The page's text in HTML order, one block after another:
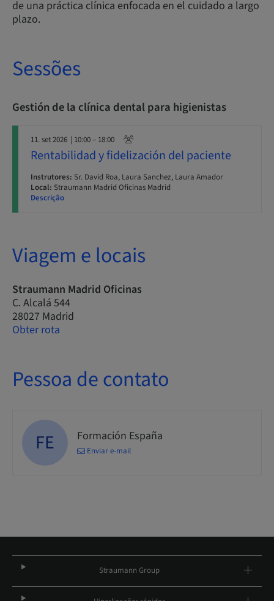
de una práctica clínica enfocada en el cuidado a largo
plazo.
Sessões
Gestión de la clínica dental para higienistas
11. set 2026 | 10:00 – 18:00
Rentabilidad y fidelización del paciente
Instrutores: Sr. David Roa, Laura Sanchez, Laura Amador
Local: Straumann Madrid Oficinas Madrid
Descrição
Viagem e locais
Straumann Madrid Oficinas
C. Alcalá 544
28027 Madrid
Obter rota
Pessoa de contato
FE Formación España
Enviar e-mail
Straumann Group